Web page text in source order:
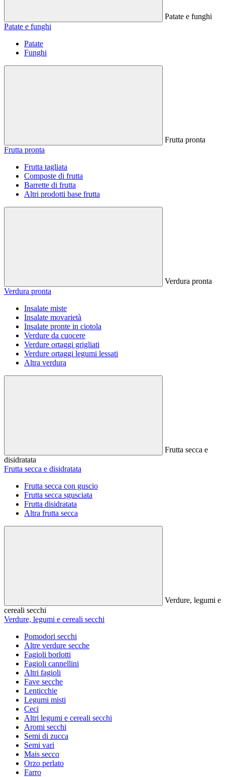
Patate e funghi
Patate e funghi
Patate
Funghi
Frutta pronta
Frutta pronta
Frutta tagliata
Composte di frutta
Barrette di frutta
Altri prodotti base frutta
Verdura pronta
Verdura pronta
Insalate miste
Insalate movarietà
Insalate pronte in ciotola
Verdure da cuocere
Verdure ortaggi grigliati
Verdure ortaggi legumi lessati
Altra verdura
Frutta secca e
disidratata
Frutta secca e disidratata
Frutta secca con guscio
Frutta secca sgusciata
Frutta disidratata
Altra frutta secca
Verdure, legumi e
cereali secchi
Verdure, legumi e cereali secchi
Pomodori secchi
Altre verdure secche
Fagioli borlotti
Fagioli cannellini
Altri fagioli
Fave secche
Lenticchie
Legumi misti
Ceci
Altri legumi e cereali secchi
Aromi secchi
Semi di zucca
Semi vari
Mais secco
Orzo perlato
Farro